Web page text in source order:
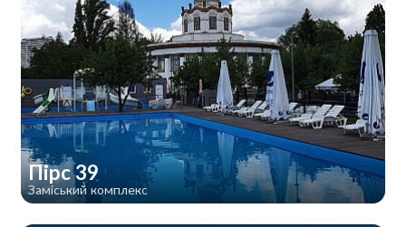
Пірс 39
Заміський комплекс